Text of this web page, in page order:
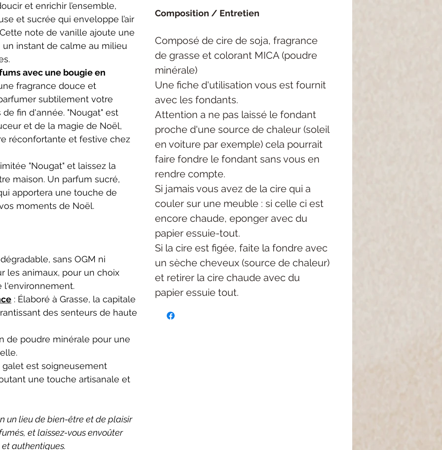
et enrichir l’ensemble,
et sucrée qui enveloppe l’air
note de vanille ajoute une
instant de calme au milieu
avec une bougie en
fragrance douce et
subtilement votre
fin d'année. "Nougat" est
et de la magie de Noël,
réconfortante et festive chez
"Nougat" et laissez la
maison. Un parfum sucré,
apportera une touche de
moments de Noël.
sans OGM ni
les animaux, pour un choix
l'environnement.
: Élaboré à Grasse, la capitale
des senteurs de haute
de poudre minérale pour une
galet est soigneusement
une touche artisanale et
un lieu de bien-être et de plaisir
et laissez-vous envoûter
authentiques.
Composition / Entretien
Composé de cire de soja, fragrance
de grasse et colorant MICA (poudre
minérale)
Une fiche d'utilisation vous est fournit
avec les fondants.
Attention a ne pas laissé le fondant
proche d'une source de chaleur (soleil
en voiture par exemple) cela pourrait
faire fondre le fondant sans vous en
rendre compte.
Si jamais vous avez de la cire qui a
couler sur une meuble : si celle ci est
encore chaude, eponger avec du
papier essuie-tout.
Si la cire est figée, faite la fondre avec
un sèche cheveux (source de chaleur)
et retirer la cire chaude avec du
papier essuie tout.